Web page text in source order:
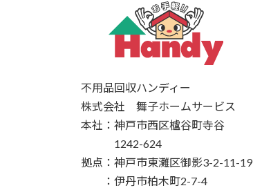
不用品回収ハンディー
株式会社 舞子ホームサービス
本社：神戸市西区櫨谷町寺谷
1242-624
拠点：神戸市東灘区御影3-2-11-19
：伊丹市柏木町2-7-4